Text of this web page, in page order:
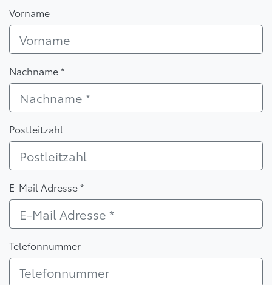
Vorname
Nachname *
Postleitzahl
E-Mail Adresse *
Telefonnummer